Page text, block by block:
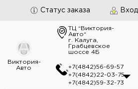
Статус заказа Вход
Виктория-
Авто
ТЦ “Виктория-
Авто“
г. Калуга,
Грабцевское
шоссе 4Б
+7(4842)56-69-57
+7(4842)22-03-75
+7(4842)59-32-73